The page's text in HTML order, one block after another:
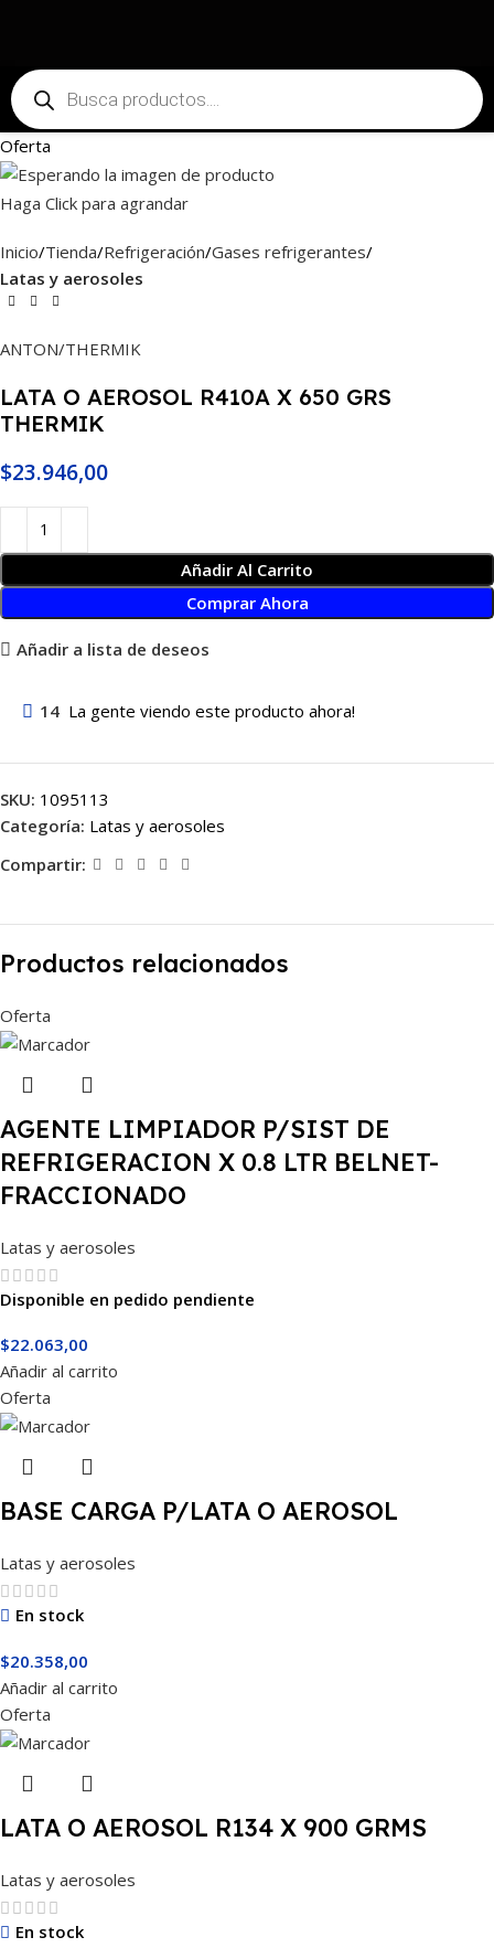
Oferta
Haga Click para agrandar
Inicio Tienda Refrigeración Gases refrigerantes
Latas y aerosoles
ANTON/THERMIK
LATA O AEROSOL R410A X 650 GRS
THERMIK
$23.946,00
Añadir Al Carrito
Comprar Ahora
Añadir a lista de deseos
14 La gente viendo este producto ahora!
SKU: 1095113
Categoría: Latas y aerosoles
Compartir:
Productos relacionados
Oferta
AGENTE LIMPIADOR P/SIST DE
REFRIGERACION X 0.8 LTR BELNET-
FRACCIONADO
Latas y aerosoles
Disponible en pedido pendiente
$22.063,00
Añadir al carrito
Oferta
BASE CARGA P/LATA O AEROSOL
Latas y aerosoles
En stock
$20.358,00
Añadir al carrito
Oferta
LATA O AEROSOL R134 X 900 GRMS
Latas y aerosoles
En stock